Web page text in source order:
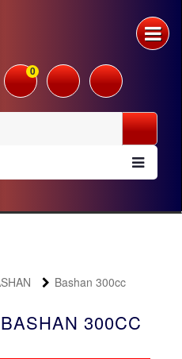
0
Bashan 300cc
300CC